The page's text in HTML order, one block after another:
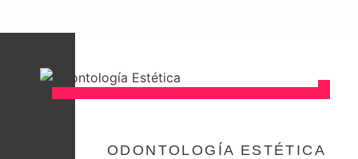
ODONTOLOGÍA ESTÉTICA